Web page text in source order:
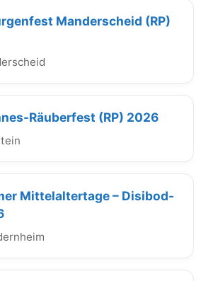
Manderscheid (RP)
Räuberfest (RP) 2026
Mittelaltertage – Disibod-